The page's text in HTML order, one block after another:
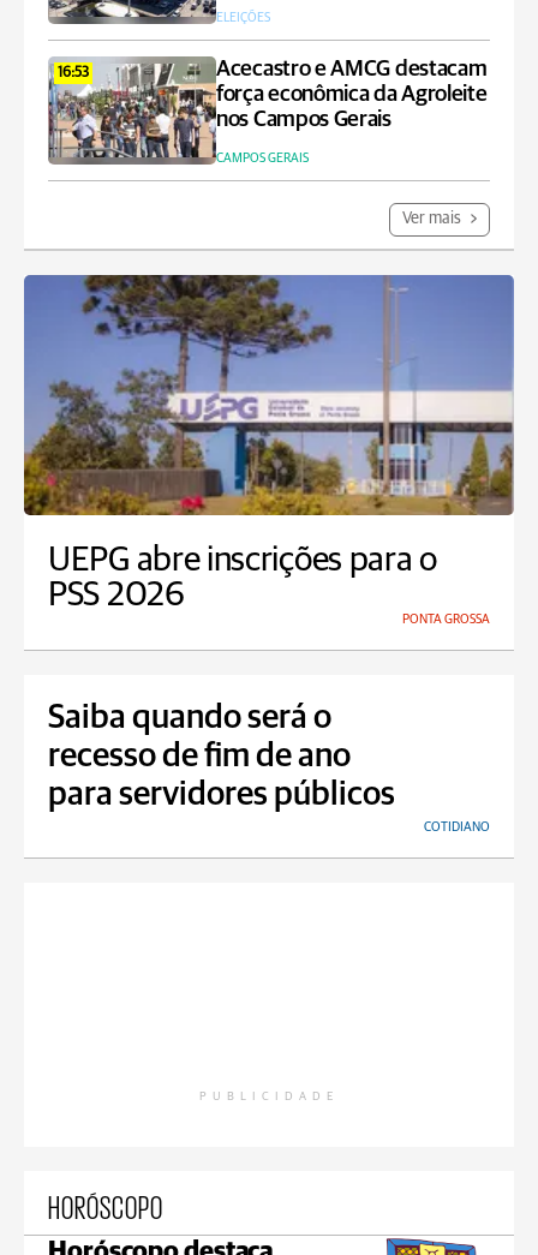
ELEIÇÕES
16:53
Acecastro e AMCG destacam
força econômica da Agroleite
nos Campos Gerais
CAMPOS GERAIS
Ver mais
UEPG abre inscrições para o
PSS 2026
PONTA GROSSA
Saiba quando será o
recesso de fim de ano
para servidores públicos
COTIDIANO
PUBLICIDADE
HORÓSCOPO